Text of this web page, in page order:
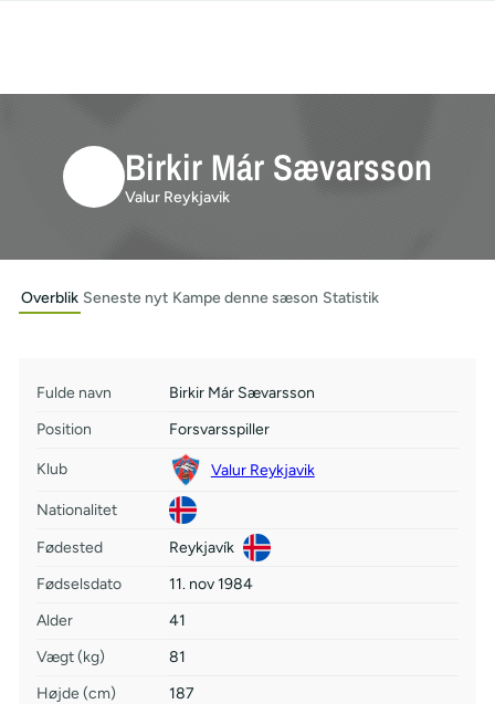
Birkir Már Sævarsson
Valur Reykjavik
Overblik Seneste nyt Kampe denne sæson Statistik
Fulde navn
Birkir Már Sævarsson
Position
Forsvarsspiller
Klub Valur Reykjavik
Nationalitet
Fødested
Reykjavík
Fødselsdato
11. nov 1984
Alder
41
Vægt (kg)
81
Højde (cm)
187